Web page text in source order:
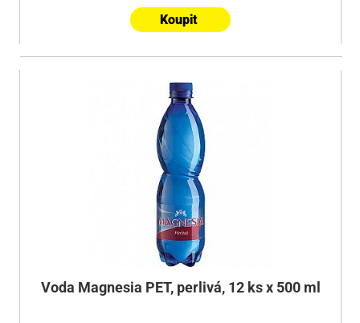
Koupit
Voda Magnesia PET, perlivá, 12 ks x 500 ml